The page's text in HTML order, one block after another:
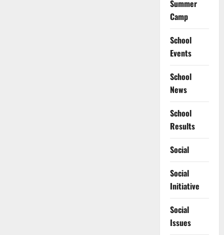
Summer
Camp
School
Events
School
News
School
Results
Social
Social
Initiative
Social
Issues